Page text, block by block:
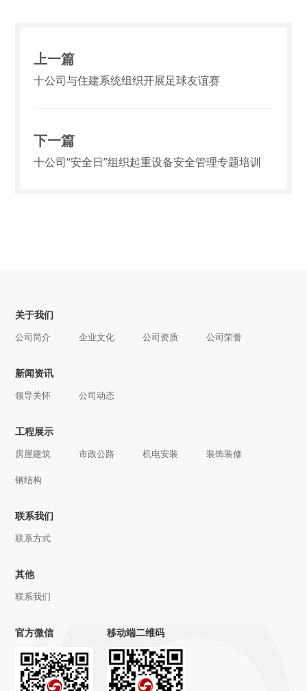
上一篇
十公司与住建系统组织开展足球友谊赛
下一篇
十公司“安全日”组织起重设备安全管理专题培训
关于我们
公司简介 企业文化 公司资质 公司荣誉
新闻资讯
领导关怀 公司动态
工程展示
房屋建筑 市政公路 机电安装 装饰装修
钢结构
联系我们
联系方式
其他
联系我们
官方微信 移动端二维码